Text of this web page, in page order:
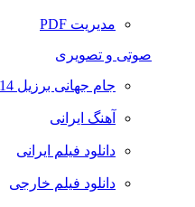
مدیریت PDF
صوتی و تصویری
جام جهانی برزیل 2014
آهنگ ایرانی
دانلود فیلم ایرانی
دانلود فیلم خارجی